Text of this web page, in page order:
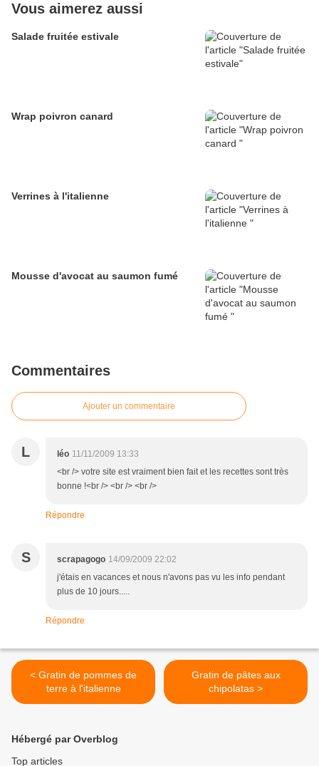
Vous aimerez aussi
Salade fruitée estivale
Wrap poivron canard
Verrines à l'italienne
Mousse d'avocat au saumon fumé
Commentaires
Ajouter un commentaire
L léo 11/11/2009 13:33
<br /> votre site est vraiment bien fait et les recettes sont très
bonne !<br /> <br /> <br />
Répondre
S scrapagogo 14/09/2009 22:02
j'étais en vacances et nous n'avons pas vu les info pendant
plus de 10 jours.....
Répondre
< Gratin de pommes de
terre à l'italienne
Gratin de pâtes aux
chipolatas >
Hébergé par Overblog
Top articles